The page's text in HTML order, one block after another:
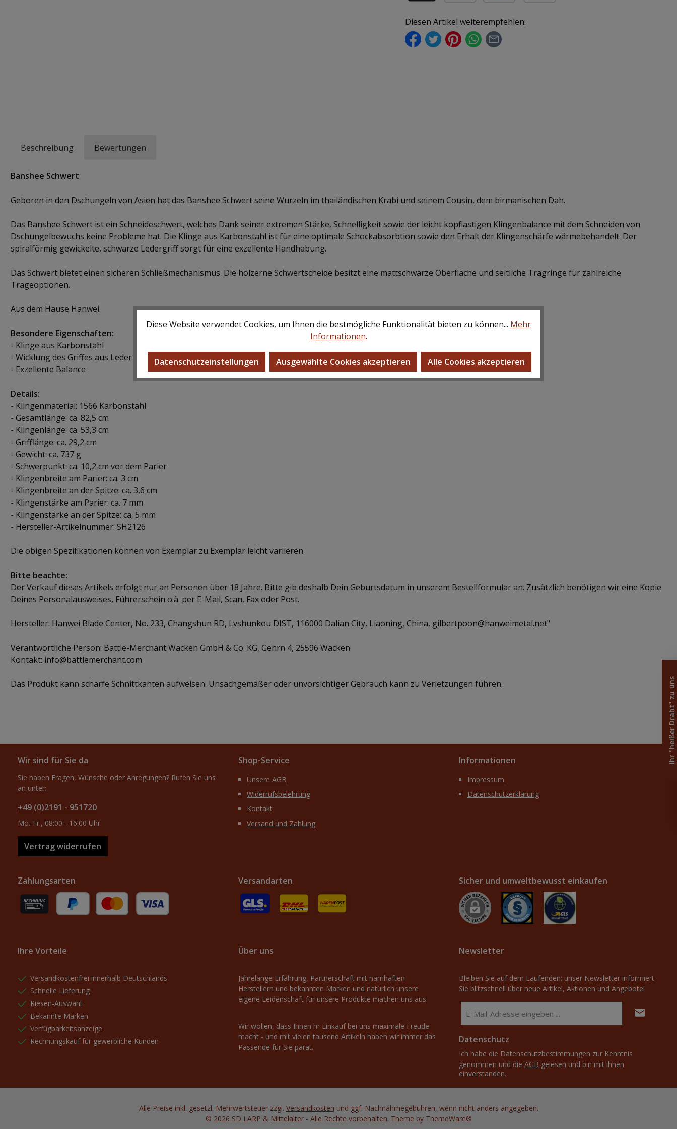
Diesen Artikel weiterempfehlen:
Beschreibung Bewertungen
Banshee Schwert
Geboren in den Dschungeln von Asien hat das Banshee Schwert seine Wurzeln im thailändischen Krabi und seinem Cousin, dem birmanischen Dah.
Das Banshee Schwert ist ein Schneideschwert, welches Dank seiner extremen Stärke, Schnelligkeit sowie der leicht kopflastigen Klingenbalance mit dem Schneiden von
Dschungelbewuchs keine Probleme hat. Die Klinge aus Karbonstahl ist für eine optimale Schockabsorbtion sowie den Erhalt der Klingenschärfe wärmebehandelt. Der
spiralförmig gewickelte, schwarze Ledergriff sorgt für eine exzellente Handhabung.
Das Schwert bietet einen sicheren Schließmechanismus. Die hölzerne Schwertscheide besitzt eine mattschwarze Oberfläche und seitliche Tragringe für zahlreiche
Trageoptionen.
Aus dem Hause Hanwei.
Besondere Eigenschaften:
- Klinge aus Karbonstahl
- Wicklung des Griffes aus Leder
- Exzellente Balance
Details:
- Klingenmaterial: 1566 Karbonstahl
- Gesamtlänge: ca. 82,5 cm
- Klingenlänge: ca. 53,3 cm
- Grifflänge: ca. 29,2 cm
- Gewicht: ca. 737 g
- Schwerpunkt: ca. 10,2 cm vor dem Parier
- Klingenbreite am Parier: ca. 3 cm
- Klingenbreite an der Spitze: ca. 3,6 cm
- Klingenstärke am Parier: ca. 7 mm
- Klingenstärke an der Spitze: ca. 5 mm
- Hersteller-Artikelnummer: SH2126
Die obigen Spezifikationen können von Exemplar zu Exemplar leicht variieren.
Bitte beachte:
Der Verkauf dieses Artikels erfolgt nur an Personen über 18 Jahre. Bitte gib deshalb Dein Geburtsdatum in unserem Bestellformular an. Zusätzlich benötigen wir eine Kopie
Deines Personalausweises, Führerschein o.ä. per E-Mail, Scan, Fax oder Post.
Hersteller: Hanwei Blade Center, No. 233, Changshun RD, Lvshunkou DIST, 116000 Dalian City, Liaoning, China, gilbertpoon@hanweimetal.net"
Verantwortliche Person: Battle-Merchant Wacken GmbH & Co. KG, Gehrn 4, 25596 Wacken
Kontakt: info@battlemerchant.com
Das Produkt kann scharfe Schnittkanten aufweisen. Unsachgemäßer oder unvorsichtiger Gebrauch kann zu Verletzungen führen.
Wir sind für Sie da
Sie haben Fragen, Wünsche oder Anregungen? Rufen Sie uns
an unter:
+49 (0)2191 - 951720
Mo.-Fr., 08:00 - 16:00 Uhr
Vertrag widerrufen
Shop-Service
Unsere AGB
Widerrufsbelehrung
Kontakt
Versand und Zahlung
Informationen
Impressum
Datenschutzerklärung
Zahlungsarten Versandarten Sicher und umweltbewusst einkaufen
Ihre Vorteile
Versandkostenfrei innerhalb Deutschlands
Schnelle Lieferung
Riesen-Auswahl
Bekannte Marken
Verfügbarkeitsanzeige
Rechnungskauf für gewerbliche Kunden
Über uns
Jahrelange Erfahrung, Partnerschaft mit namhaften
Herstellern und bekannten Marken und natürlich unsere
eigene Leidenschaft für unsere Produkte machen uns aus.
Wir wollen, dass Ihnen hr Einkauf bei uns maximale Freude
macht - und mit vielen tausend Artikeln haben wir immer das
Passende für Sie parat.
Newsletter
Bleiben Sie auf dem Laufenden: unser Newsletter informiert
Sie blitzschnell über neue Artikel, Aktionen und Angebote!
Mail-
*
Datenschutz
Ich habe die Datenschutzbestimmungen zur Kenntnis
genommen und die AGB gelesen und bin mit ihnen
einverstanden.
Alle Preise inkl. gesetzl. Mehrwertsteuer zzgl. Versandkosten und ggf. Nachnahmegebühren, wenn nicht anders angegeben.
© 2026 SD LARP & Mittelalter - Alle Rechte vorbehalten. Theme by ThemeWare®
Ihr "heißer Draht" zu uns
Diese Website verwendet Cookies, um Ihnen die bestmögliche Funktionalität bieten zu können... Mehr
Informationen.
Datenschutzeinstellungen Ausgewählte Cookies akzeptieren Alle Cookies akzeptieren